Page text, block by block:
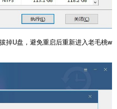
掉U盘，避免重启后重新进入老毛桃w